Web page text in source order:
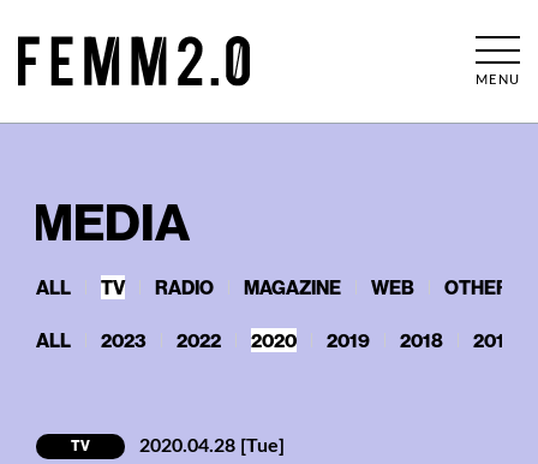
MENU
MEDIA
ALL TV RADIO MAGAZINE WEB OTHERS
ALL 2023 2022 2020 2019 2018 2017
TV 2020.04.28 [Tue]